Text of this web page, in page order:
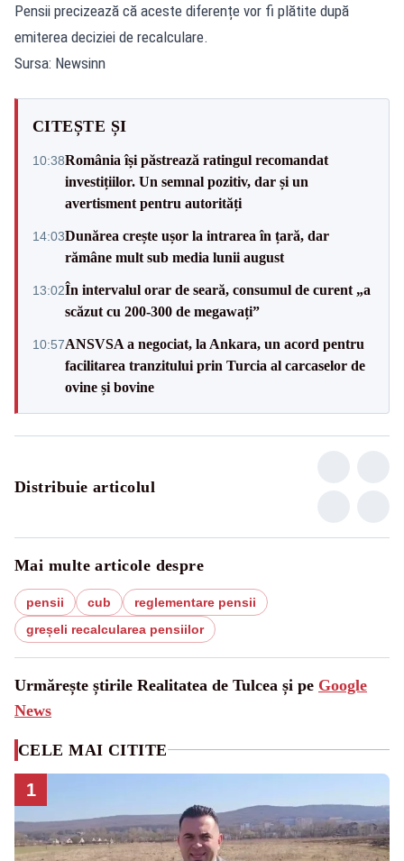
Pensii precizează că aceste diferențe vor fi plătite după
emiterea deciziei de recalculare.
Sursa: Newsinn
CITEȘTE ȘI
10:38România își păstrează ratingul recomandat
investițiilor. Un semnal pozitiv, dar și un
avertisment pentru autorități
14:03Dunărea crește ușor la intrarea în țară, dar
rămâne mult sub media lunii august
13:02În intervalul orar de seară, consumul de curent „a
scăzut cu 200-300 de megawați”
10:57ANSVSA a negociat, la Ankara, un acord pentru
facilitarea tranzitului prin Turcia al carcaselor de
ovine și bovine
Distribuie articolul
Mai multe articole despre
pensii cub
reglementare pensii
greșeli recalcularea pensiilor
Urmărește știrile Realitatea de Tulcea și pe Google
News
CELE MAI CITITE
1